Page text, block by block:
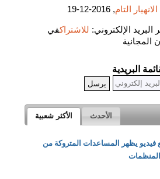
التام, 2016-12-19
الإلكتروني: للاشتراكفي
المجانية
البريدية
الأكثر شعبية الأحدث
يظهر المساعدات المتروكة من